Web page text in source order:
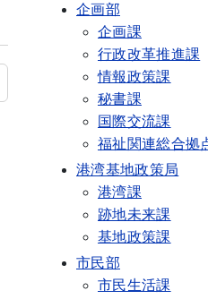
企画部
企画課
行政改革推進課
情報政策課
秘書課
国際交流課
福祉関連総合拠
港湾基地政策局
港湾課
跡地未来課
基地政策課
市民部
市民生活課